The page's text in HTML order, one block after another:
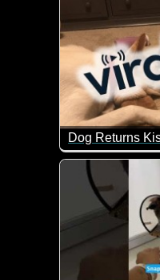
Dog Returns
Wenn das nicht